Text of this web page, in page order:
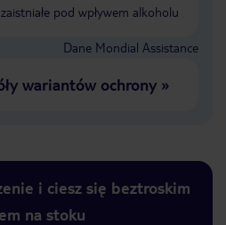
pod wpływem alkoholu
Dane Mondial Assistance
wariantów ochrony»
i ciesz się beztroskim
na stoku